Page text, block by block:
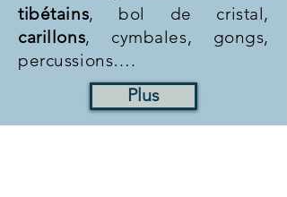
tibétains, bol de cristal,
carillons, cymbales, gongs,
percussions….
Plus